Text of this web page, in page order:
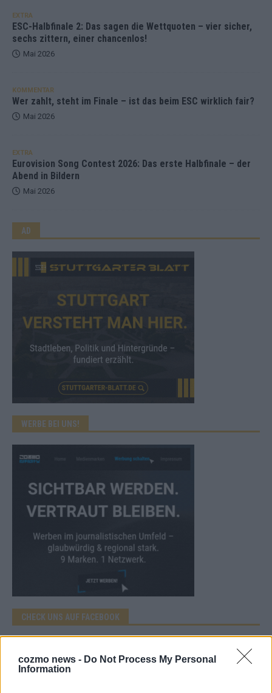
cozmo news - Do Not Process My Personal
Information
EXTRA
ESC-Halbfinale 2: Das sagen die Wettquoten – vier sicher,
sechs zittern, einer chancenlos!
Mai 2026
KOMMENTAR
Wer zahlt, steht im Finale – ist das beim ESC wirklich fair?
Mai 2026
EXTRA
Eurovision Song Contest 2026: Das erste Halbfinale – der
Abend in Bildern
Mai 2026
AD
WERBE BEI UNS!
CHECK UNS AUF FACEBOOK